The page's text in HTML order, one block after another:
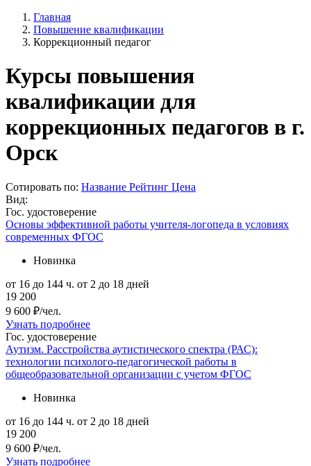
Главная
Повышение квалификации
Коррекционный педагог
Курсы повышения
квалификации для
коррекционных педагогов в г.
Орск
Сотировать по: Название Рейтинг Цена
Вид:
Гос. удостоверение
Основы эффективной работы учителя-логопеда в условиях
современных ФГОС
Новинка
от 16 до 144 ч. от 2 до 18 дней
19 200
9 600 ₽/чел.
Узнать подробнее
Гос. удостоверение
Аутизм. Расстройства аутистического спектра (РАС):
технологии психолого-педагогической работы в
общеобразовательной организации с учетом ФГОС
Новинка
от 16 до 144 ч. от 2 до 18 дней
19 200
9 600 ₽/чел.
Узнать подробнее